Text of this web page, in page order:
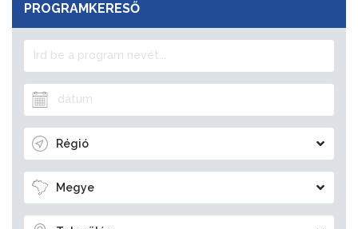
PROGRAMKERESŐ
Régió
Megye